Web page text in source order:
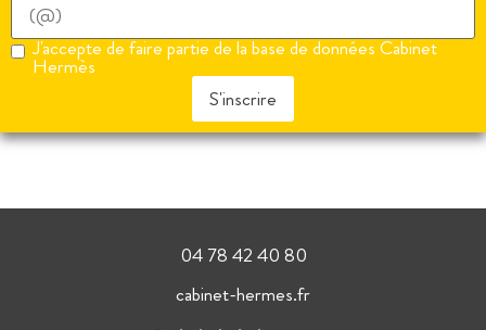
J'accepte de faire partie de la base de données Cabinet
Hermès
S'inscrire
04 78 42 40 80
cabinet-hermes.fr